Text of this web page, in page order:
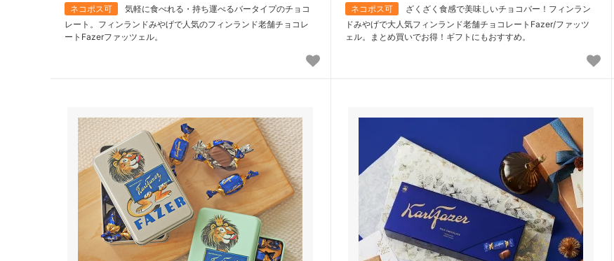
ネコポス可
気軽に食べれる・持ち運べるバータイプのチョコ
レート。フィンランドみやげで人気のフィンランド老舗チョコレ
ートFazerファッツェル。
ネコポス可
ざくざく食感で美味しいチョコバー！フィンラン
ドみやげで大人気フィンランド老舗チョコレートFazer/ファッツ
ェル。まとめ買いでお得！ギフトにもおすすめ。